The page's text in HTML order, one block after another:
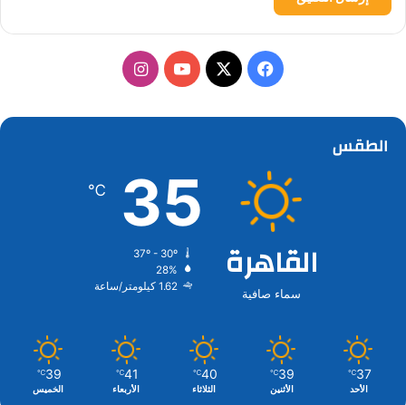
فيسبوك
‫X
‫YouTubeانستقرام
الطقس
القاهرة
سماء صافية
35
℃
28%
1.62 كيلومتر/ساعة
37
℃
الأحد
39
℃
الأثنين
40
℃
الثلاثاء
41
℃
الأربعاء
39
℃
الخميس